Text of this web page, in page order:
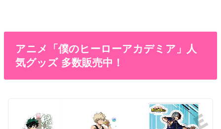
アニメ「僕のヒーローアカデミア」人
気グッズ 多数販売中！